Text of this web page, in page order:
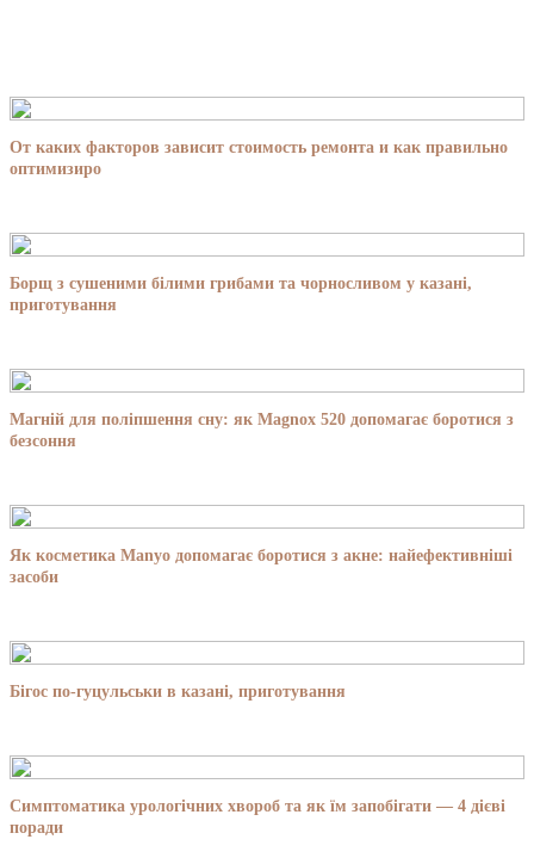
От каких факторов зависит стоимость ремонта и как правильно
оптимизиро
Борщ з сушеними білими грибами та чорносливом у казані,
приготування
Магній для поліпшення сну: як Magnox 520 допомагає боротися з
безсоння
Як косметика Manyo допомагає боротися з акне: найефективніші
засоби
Бігос по-гуцульськи в казані, приготування
Симптоматика урологічних хвороб та як їм запобігати — 4 дієві
поради